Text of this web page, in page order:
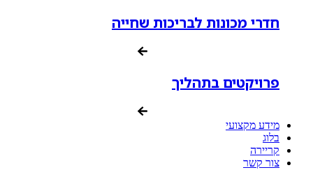
חדרי מכונות לבריכות שחייה
פרויקטים בתהליך
מידע מקצועי
בלוג
קריירה
צור קשר